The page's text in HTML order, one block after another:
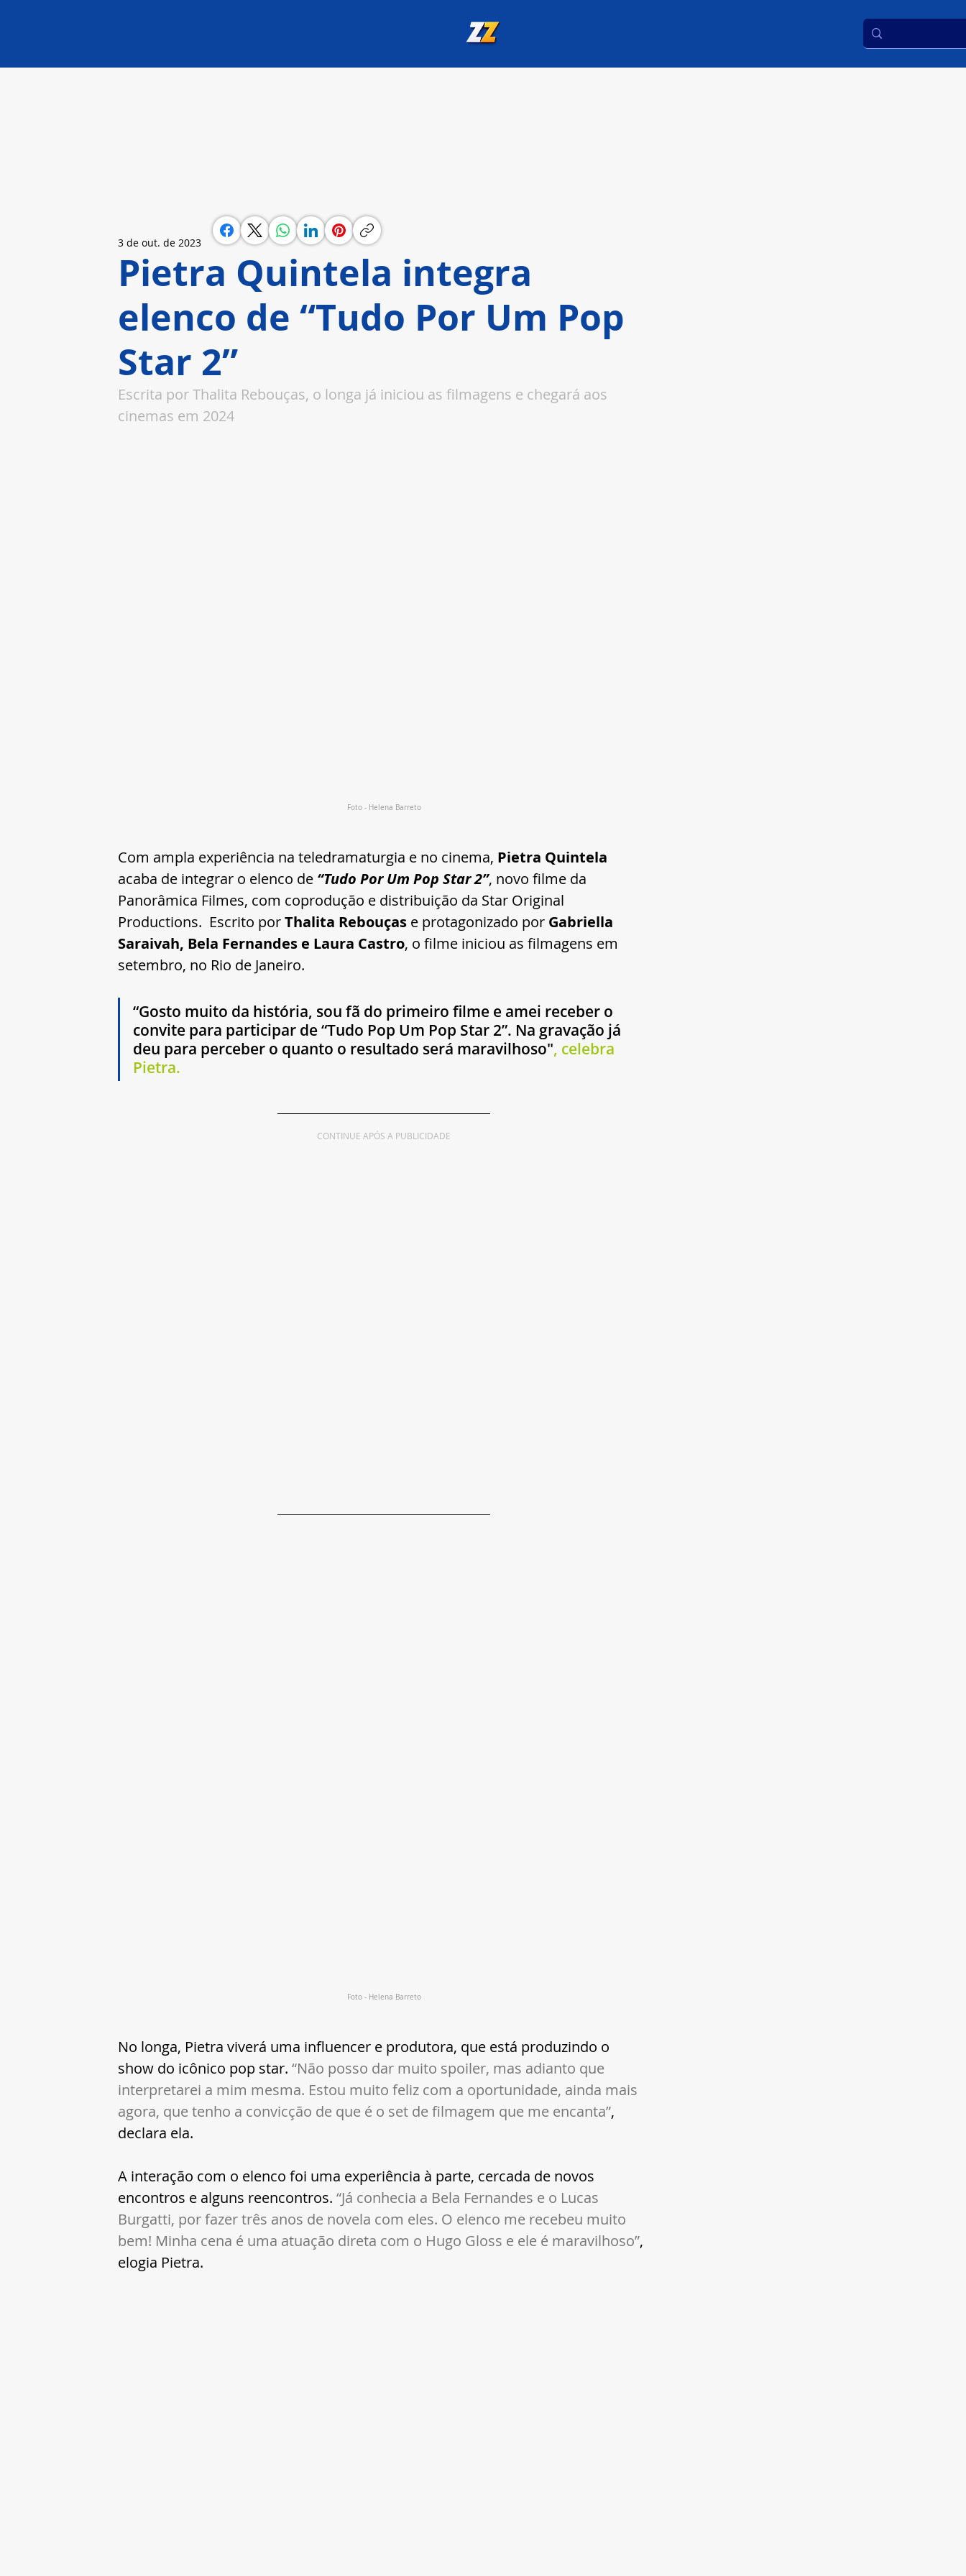
Pietra Quintela integra
elenco de “Tudo Por Um Pop
Star 2”
3 de out. de 2023
Escrita por Thalita Rebouças, o longa já iniciou as filmagens e chegará aos
cinemas em 2024
Foto - Helena Barreto
Com ampla experiência na teledramaturgia e no cinema, Pietra Quintela
acaba de integrar o elenco de “Tudo Por Um Pop Star 2”, novo filme da
Panorâmica Filmes, com coprodução e distribuição da Star Original
Productions.  Escrito por Thalita Rebouças e protagonizado por Gabriella
Saraivah, Bela Fernandes e Laura Castro, o filme iniciou as filmagens em
setembro, no Rio de Janeiro.
“Gosto muito da história, sou fã do primeiro filme e amei receber o
convite para participar de “Tudo Pop Um Pop Star 2”. Na gravação já
deu para perceber o quanto o resultado será maravilhoso", celebra
Pietra.
CONTINUE APÓS A PUBLICIDADE
Foto - Helena Barreto
No longa, Pietra viverá uma influencer e produtora, que está produzindo o
show do icônico pop star. “Não posso dar muito spoiler, mas adianto que
interpretarei a mim mesma. Estou muito feliz com a oportunidade, ainda mais
agora, que tenho a convicção de que é o set de filmagem que me encanta”,
declara ela.
A interação com o elenco foi uma experiência à parte, cercada de novos
encontros e alguns reencontros. “Já conhecia a Bela Fernandes e o Lucas
Burgatti, por fazer três anos de novela com eles. O elenco me recebeu muito
bem! Minha cena é uma atuação direta com o Hugo Gloss e ele é maravilhoso”,
elogia Pietra.